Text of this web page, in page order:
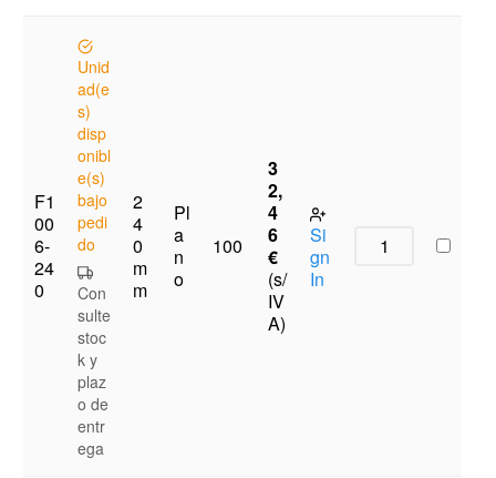
F1
00
6-
24
0
Unid
ad(e
s)
disp
onibl
e(s)
bajo
pedi
do
Con
sulte
stoc
k y
plaz
o de
entr
ega
2
4
0
m
m
Pl
a
n
o
100
3
2,
4
6
€
(s/
IV
A)
Si
gn
In